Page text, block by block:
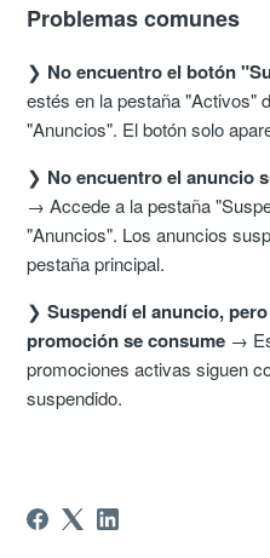
Problemas comunes
❯ No encuentro el botón
estés en la pestaña "Activos"
"Anuncios". El botón solo
❯ No encuentro el anuncio
→ Accede a la pestaña
"Anuncios". Los anuncios
pestaña principal.
❯Suspendí el anuncio,
promoción se consume →
promociones activas siguen
suspendido.